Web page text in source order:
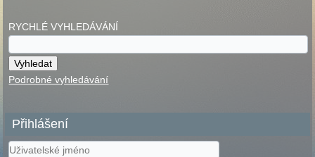
RYCHLÉ VYHLEDÁVÁNÍ
Podrobné vyhledávání
Přihlášení